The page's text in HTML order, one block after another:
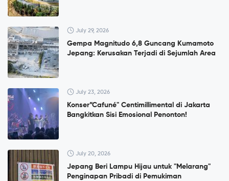
July 29, 2026
Gempa Magnitudo 6,8 Guncang Kumamoto
Jepang: Kerusakan Terjadi di Sejumlah Area
July 23, 2026
Konser”Cafuné" Centimillimental di Jakarta
Bangkitkan Sisi Emosional Penonton!
July 20, 2026
Jepang Beri Lampu Hijau untuk "Melarang"
Penginapan Pribadi di Pemukiman